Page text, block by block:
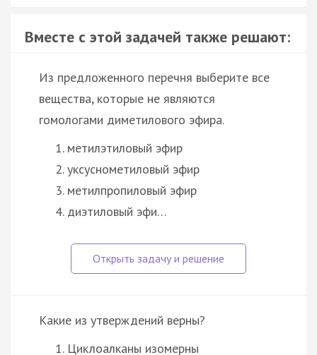
Вместе с этой задачей также решают:
Из предложенного перечня выберите все
вещества, которые не являются
гомологами диметилового эфира.
метилэтиловый эфир
уксуснометиловый эфир
метилпропиловый эфир
диэтиловый эфи…
Какие из утверждений верны?
Циклоалканы изомерны